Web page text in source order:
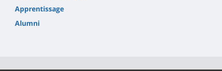
Apprentissage
Alumni